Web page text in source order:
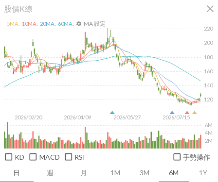
股價K線 close
日 週 月 1M 3M 6M 1Y
2026/02/20 2026/04/09 2026/05/27 2026/07/15
120
140
160
180
200
220
2M
4M
6M
5MA: 10MA: 20MA: 60MA: settings MA 設定
KD MACD RSI 手勢操作